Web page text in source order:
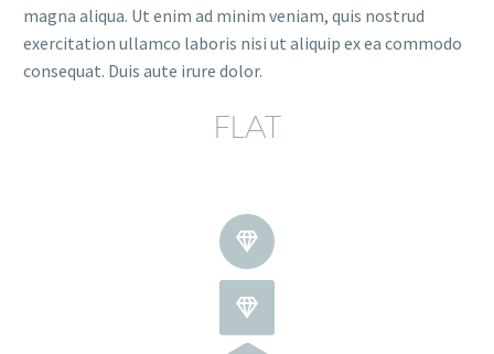
magna aliqua. Ut enim ad minim veniam, quis nostrud
exercitation ullamco laboris nisi ut aliquip ex ea commodo
consequat. Duis aute irure dolor.
FLAT



